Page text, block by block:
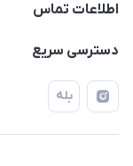
اطلاعات تماس
۰۲۱۷۷۰۶۰۰۲۸ ـ ۰۹۱۹۰۰۲۸۲۴۷
فروشگاه آبتین
دسترسی سریع
حساب کاربری
بله